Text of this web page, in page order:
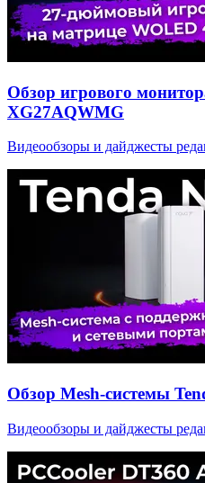
Обзор игрового
XG27AQWMG
Видеообзоры и дайджесты
Обзор Mesh-системы
Видеообзоры и дайджесты